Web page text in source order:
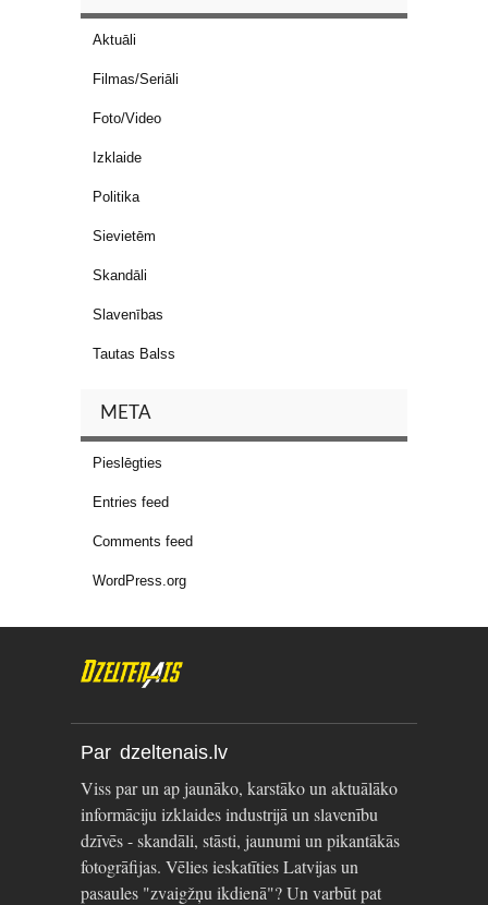
Aktuāli
Filmas/Seriāli
Foto/Video
Izklaide
Politika
Sievietēm
Skandāli
Slavenības
Tautas Balss
META
Pieslēgties
Entries feed
Comments feed
WordPress.org
Par dzeltenais.lv
Viss par un ap jaunāko, karstāko un aktuālāko
informāciju izklaides industrijā un slavenību
dzīvēs - skandāli, stāsti, jaunumi un pikantākās
fotogrāfijas. Vēlies ieskatīties Latvijas un
pasaules "zvaigžņu ikdienā"? Un varbūt pat